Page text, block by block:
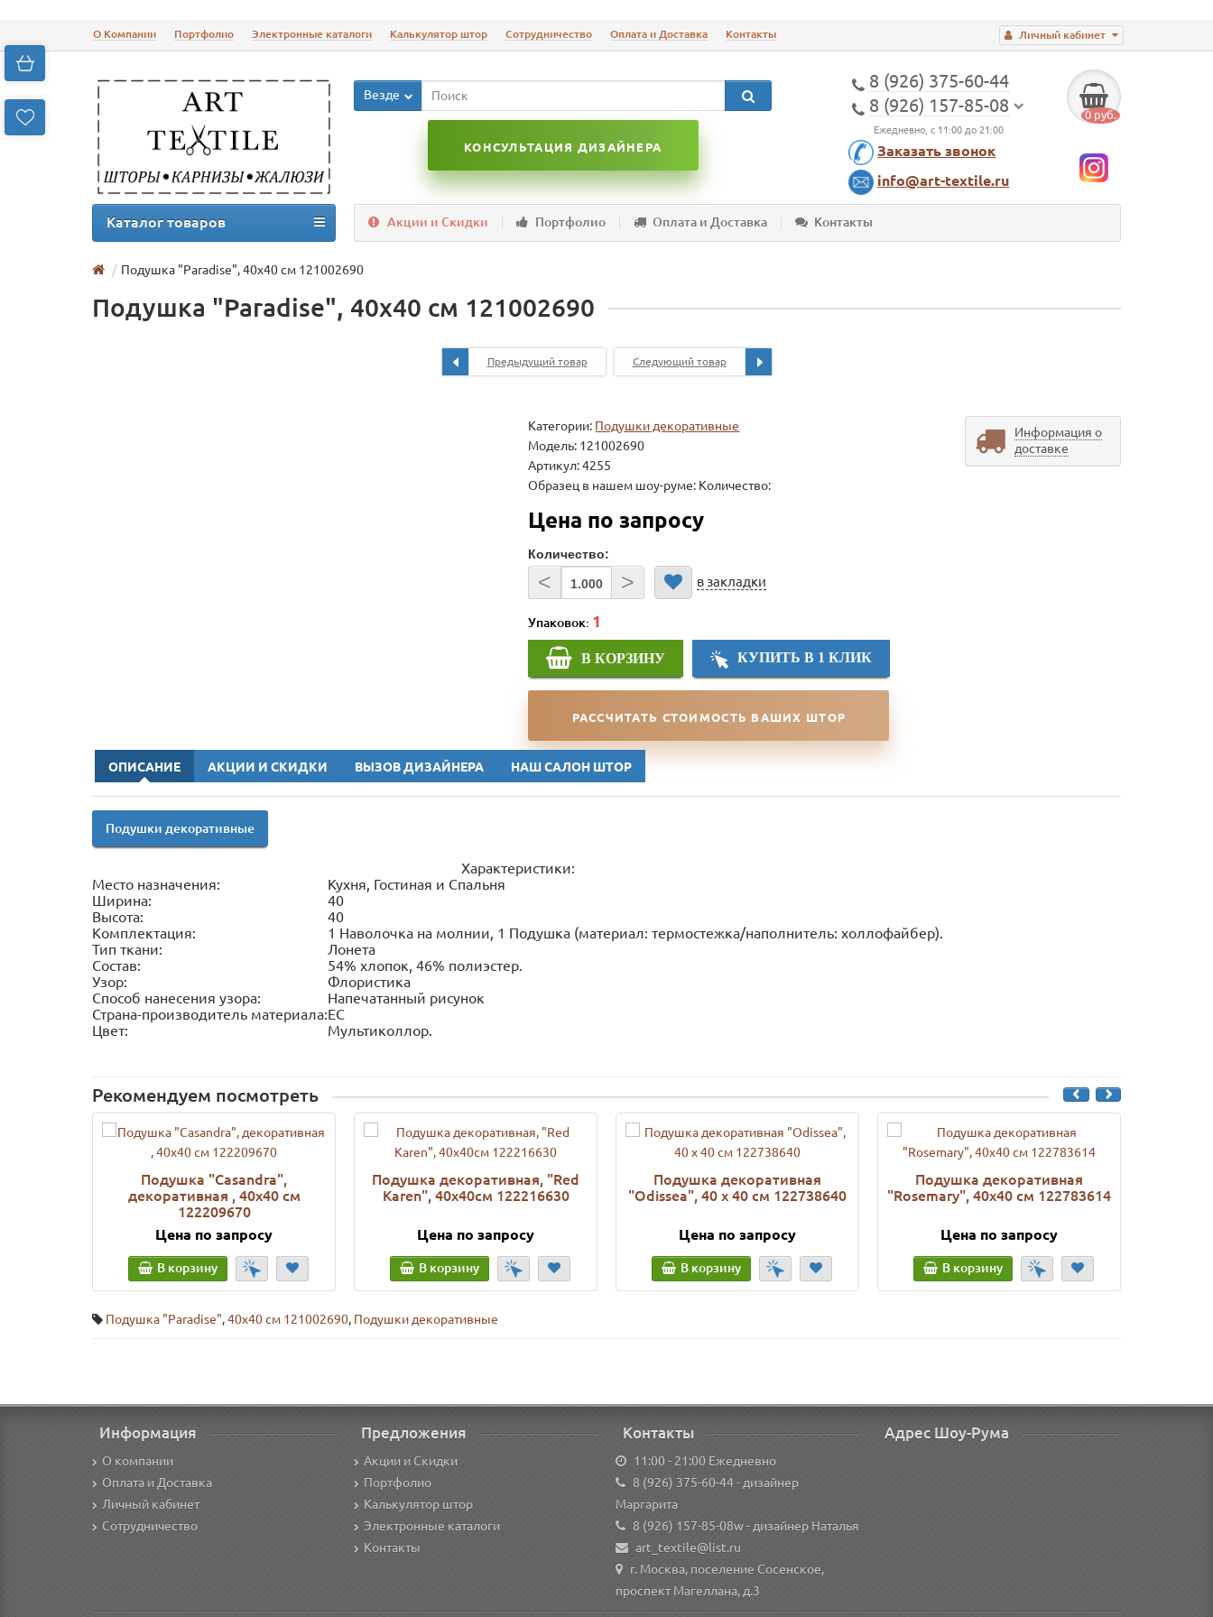
Личный кабинет
О Компании Портфолио Электронные каталоги Калькулятор штор Сотрудничество Оплата и Доставка Контакты
8 (926) 375-60-44
8 (926) 157-85-08
Ежедневно, с 11:00 до 21:00
Заказать звонок
info@art-textile.ru
0 руб.
Везде
КОНСУЛЬТАЦИЯ ДИЗАЙНЕРА
Акции и Скидки Портфолио Оплата и Доставка Контакты
Каталог товаров
Подушка "Paradise", 40х40 см 121002690
Подушка "Paradise", 40х40 см 121002690
Предыдущий товар Следующий товар
Категории: Подушки декоративные
Модель: 121002690
Артикул: 4255
Образец в нашем шоу-руме: Количество:
Цена по запросу
Количество:
< > в закладки
Упаковок:
В КОРЗИНУ КУПИТЬ В 1 КЛИК
РАССЧИТАТЬ СТОИМОСТЬ ВАШИХ ШТОР
Информация о
доставке
ОПИСАНИЕ АКЦИИ И СКИДКИ ВЫЗОВ ДИЗАЙНЕРА НАШ САЛОН ШТОР
Подушки декоративные
Характеристики:
Место назначения:
Кухня, Гостиная и Спальня
Ширина:
40
Высота:
40
Комплектация:
1 Наволочка на молнии, 1 Подушка (материал: термостежка/наполнитель: холлофайбер).
Тип ткани:
Лонета
Состав:
54% хлопок, 46% полиэстер.
Узор:
Флористика
Способ нанесения узора:
Напечатанный рисунок
Страна-производитель материала:ЕС
Цвет:
Мультиколлор.
Рекомендуем посмотреть
Подушка "Casandra",
декоративная , 40х40 см
122209670
Цена по запросу
В корзину
Подушка декоративная, "Red
Karen", 40x40см 122216630
Цена по запросу
В корзину
Подушка декоративная
"Odissea", 40 х 40 см 122738640
Цена по запросу
В корзину
Подушка декоративная
"Rosemary", 40х40 см 122783614
Цена по запросу
В корзину
Подушка "Paradise",40х40 см 121002690, Подушки декоративные
Информация
О компании
Оплата и Доставка
Личный кабинет
Сотрудничество
Предложения
Акции и Скидки
Портфолио
Калькулятор штор
Электронные каталоги
Контакты
Контакты
11:00 - 21:00 Ежедневно
8 (926) 375-60-44- дизайнер
Маргарита
8 (926) 157-85-08w- дизайнер Наталья
art_textile@list.ru
г. Москва, поселение Сосенское,
проспект Магеллана, д.3
Адрес Шоу-Рума